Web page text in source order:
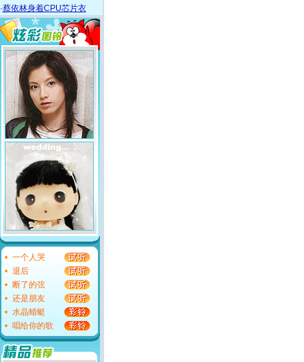
·蔡依林身着CPU芯片衣
一个人哭
退后
断了的弦
还是朋友
水晶蜻蜓
唱给你的歌